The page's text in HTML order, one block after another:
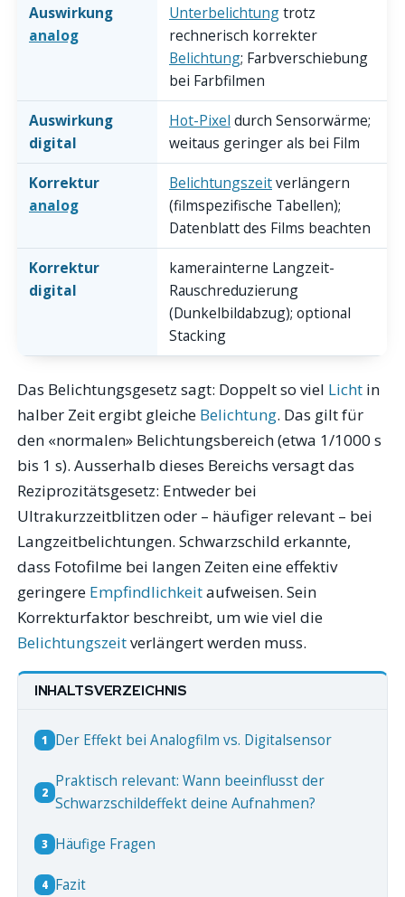
Auswirkung
analog
Unterbelichtungtrotz
rechnerisch korrekter
Belichtung; Farbverschiebung
bei Farbfilmen
Auswirkung
digital
Hot-Pixel durch Sensorwärme;
weitaus geringer als bei Film
Korrektur
analog
Belichtungszeitverlängern
(filmspezifische Tabellen);
Datenblatt des Films beachten
Korrektur
digital
kamerainterne Langzeit-
Rauschreduzierung
(Dunkelbildabzug); optional
Stacking
Das Belichtungsgesetz sagt: Doppelt so viel Licht in
halber Zeit ergibt gleiche Belichtung. Das gilt für
den «normalen» Belichtungsbereich (etwa 1/1000 s
bis 1 s). Ausserhalb dieses Bereichs versagt das
Reziprozitätsgesetz: Entweder bei
Ultrakurzzeitblitzen oder – häufiger relevant – bei
Langzeitbelichtungen. Schwarzschild erkannte,
dass Fotofilme bei langen Zeiten eine effektiv
geringere Empfindlichkeitaufweisen. Sein
Korrekturfaktor beschreibt, um wie viel die
Belichtungszeitverlängert werden muss.
INHALTSVERZEICHNIS
1 Der Effekt bei Analogfilm vs. Digitalsensor
2
Praktisch relevant: Wann beeinflusst der
Schwarzschildeffekt deine Aufnahmen?
3 Häufige Fragen
4 Fazit